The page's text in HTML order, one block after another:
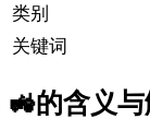
类别
关键词
🚜的含义